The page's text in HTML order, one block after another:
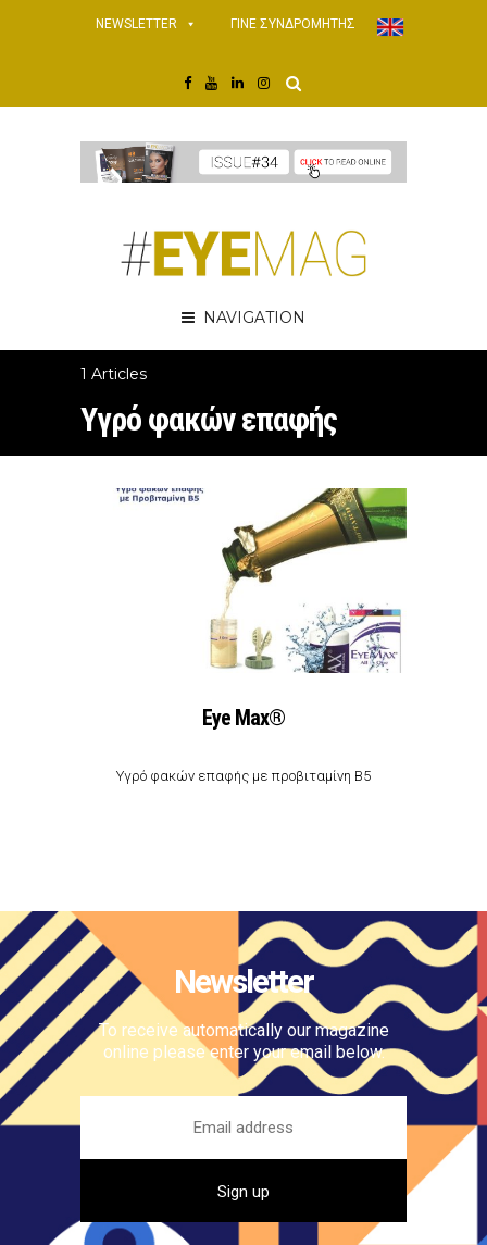
NEWSLETTER ΓΙΝΕ ΣΥΝΔΡΟΜΗΤΗΣ
NAVIGATION
1 Articles
Υγρό φακών επαφής
Εye Max®
Υγρό φακών επαφής με προβιταμίνη Β5
Newsletter
To receive automatically our magazine
online please enter your email below.